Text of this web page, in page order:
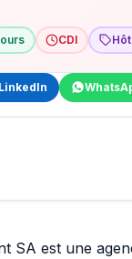
CDI
LinkedIn
SA est une